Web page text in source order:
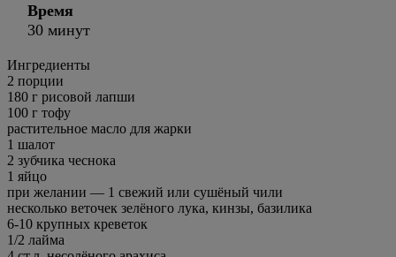
Время
30 минут
Ингредиенты
2 порции
180 г рисовой лапши
100 г тофу
растительное масло для жарки
1 шалот
2 зубчика чеснока
1 яйцо
при желании — 1 свежий или сушёный чили
несколько веточек зелёного лука, кинзы, базилика
6-10 крупных креветок
1/2 лайма